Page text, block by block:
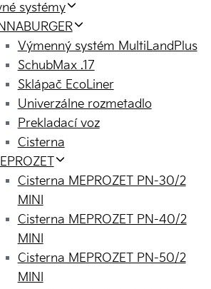
systémy
Výmenný systém MultiLandPlus
SchubMax .17
Sklápač EcoLiner
Univerzálne rozmetadlo
Prekladací voz
Cisterna
Cisterna MEPROZET PN-30/2
MINI
Cisterna MEPROZET PN-40/2
MINI
Cisterna MEPROZET PN-50/2
MINI